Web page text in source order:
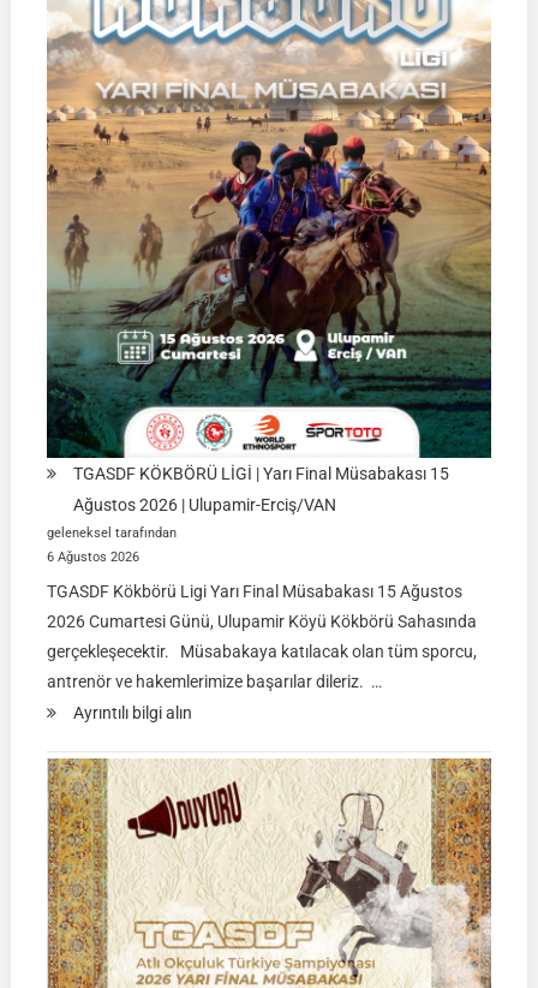
TGASDF KÖKBÖRÜ LİGİ | Yarı Final Müsabakası 15
Ağustos 2026 | Ulupamir-Erciş/VAN
geleneksel tarafından
6 Ağustos 2026
TGASDF Kökbörü Ligi Yarı Final Müsabakası 15 Ağustos
2026 Cumartesi Günü, Ulupamir Köyü Kökbörü Sahasında
gerçekleşecektir. Müsabakaya katılacak olan tüm sporcu,
antrenör ve hakemlerimize başarılar dileriz. …
Ayrıntılı bilgi alın:
KÖKBÖRÜ
LİGİ
|
Yarı
Final
Müsabakası
15